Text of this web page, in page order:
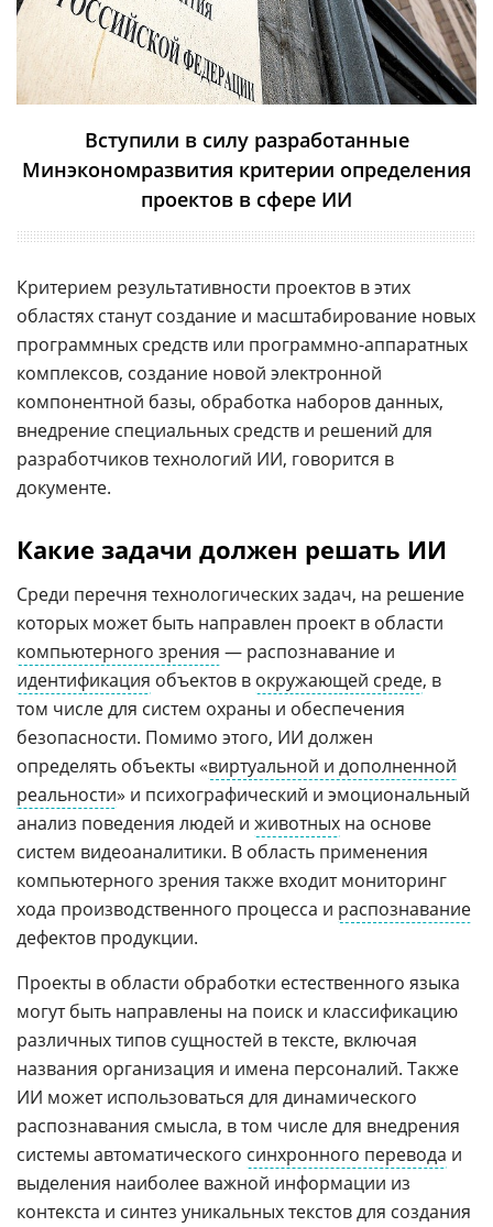
Вступили в силу разработанные
Минэкономразвития критерии определения
проектов в сфере ИИ
Критерием результативности проектов в этих
областях станут создание и масштабирование новых
программных средств или программно-аппаратных
комплексов, создание новой электронной
компонентной базы, обработка наборов данных,
внедрение специальных средств и решений для
разработчиков технологий ИИ, говорится в
документе.
Какие задачи должен решать ИИ
Среди перечня технологических задач, на решение
которых может быть направлен проект в области
компьютерного зрения — распознавание и
идентификация объектов в окружающей среде, в
том числе для систем охраны и обеспечения
безопасности. Помимо этого, ИИ должен
определять объекты «виртуальной и дополненной
реальности» и психографический и эмоциональный
анализ поведения людей и животных на основе
систем видеоаналитики. В область применения
компьютерного зрения также входит мониторинг
хода производственного процесса и распознавание
дефектов продукции.
Проекты в области обработки естественного языка
могут быть направлены на поиск и классификацию
различных типов сущностей в тексте, включая
названия организация и имена персоналий. Также
ИИ может использоваться для динамического
распознавания смысла, в том числе для внедрения
системы автоматического синхронного перевода и
выделения наиболее важной информации из
контекста и синтез уникальных текстов для создания